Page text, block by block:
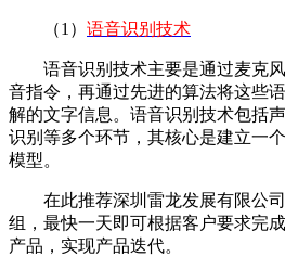
（1） 语音识别技术
语音识别技术主要是通过麦克风
音指令，再通过先进的算法将这些
解的文字信息。语音识别技术包括
识别等多个环节，其核心是建立一
模型。
在此推荐深圳雷龙发展有限公司
组，最快一天即可根据客户要求完
产品，实现产品迭代。